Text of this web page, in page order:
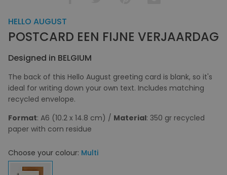
HELLO AUGUST
POSTCARD EEN FIJNE VERJAARDAG
Designed in BELGIUM
The back of this Hello August greeting card is blank, so it's
ideal for writing down your own text. Includes matching
recycled envelope.
Format: A6 (10.2 x 14.8 cm) / Material: 350 gr recycled
paper with corn residue
Choose your colour: Multi